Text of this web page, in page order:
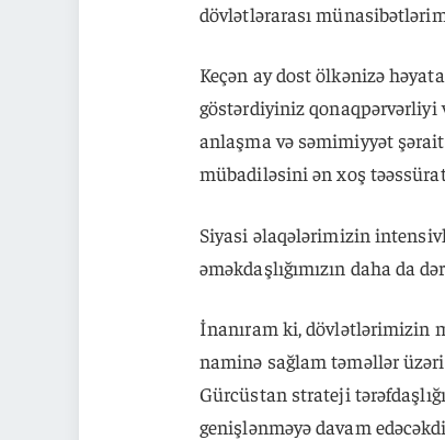
dövlətlərarası
Keçən ay dost ölkənizə
göstərdiyiniz qonaqpərvərliyi
anlaşma və səmimiyyət
mübadiləsini ən xoş
Siyasi əlaqələrimizin
əməkdaşlığımızın daha da
İnanıram ki, dövlətlərimizin
naminə sağlam təməllər
Gürcüstan strateji
genişlənməyə davam